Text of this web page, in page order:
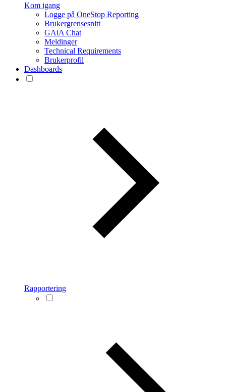
Kom igang
Logge på OneStop Reporting
Brukergrensesnitt
GAiA Chat
Meldinger
Technical Requirements
Brukerprofil
Dashboards
Rapportering